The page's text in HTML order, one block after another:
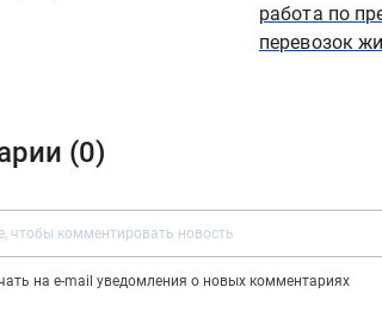
работа по
перевозок
(0)
на e‑mail уведомления о новых комментариях